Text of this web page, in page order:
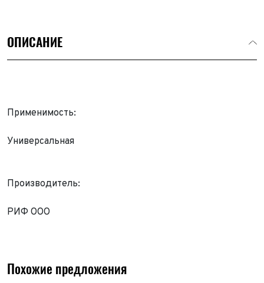
ОПИСАНИЕ
Применимость:
Универсальная
Производитель:
РИФ ООО
Похожие предложения
Имя*